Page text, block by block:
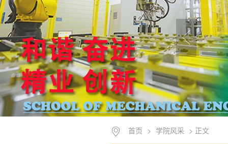
首页 > 学院风采 > 正文